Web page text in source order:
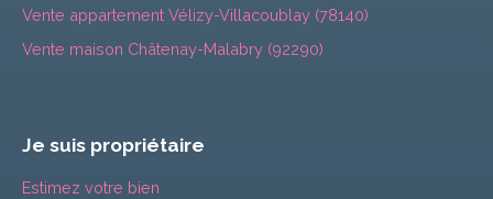
Vente appartement Vélizy-Villacoublay (78140)
Vente maison Châtenay-Malabry (92290)
Je suis propriétaire
Estimez votre bien